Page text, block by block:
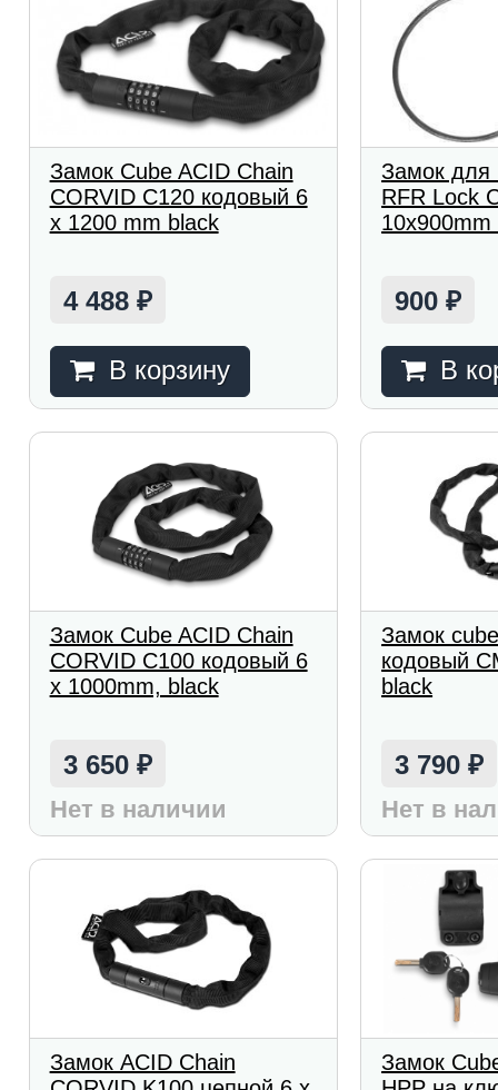
Замок Cube ACID Chain
CORVID C120 кодовый 6
x 1200 mm black
4 488 ₽
В корзину
Замок для
RFR Lock
900₽
В
Замок Cube ACID Chain
CORVID C100 кодовый 6
х 1000mm, black
3 650 ₽
Нет в наличии
Замок
кодовый
black
3 790₽
Нет в
Замок ACID Chain
Замок